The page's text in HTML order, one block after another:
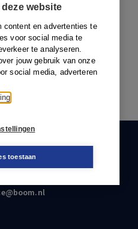
website
content en advertenties te
voor social media te
te analyseren.
jouw gebruik van onze
social media, adverteren
toestaan